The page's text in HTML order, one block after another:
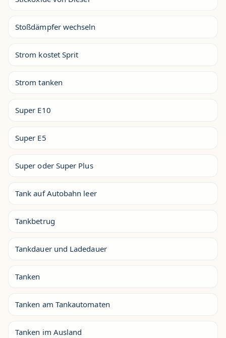
Stoßdämpfer wechseln
Strom kostet Sprit
Strom tanken
Super E10
Super E5
Super oder Super Plus
Tank auf Autobahn leer
Tankbetrug
Tankdauer und Ladedauer
Tanken
Tanken am Tankautomaten
Tanken im Ausland